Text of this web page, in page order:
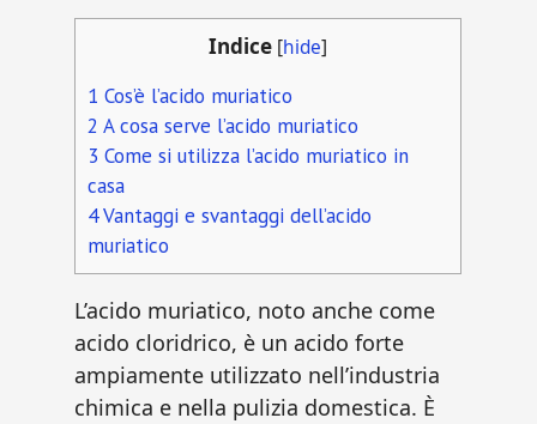
Indice [hide]
1 Cos’è l’acido muriatico
2 A cosa serve l’acido muriatico
3 Come si utilizza l’acido muriatico in
casa
4Vantaggi e svantaggi dell’acido
muriatico
L’acido muriatico, noto anche come
acido cloridrico, è un acido forte
ampiamente utilizzato nell’industria
chimica e nella pulizia domestica. È